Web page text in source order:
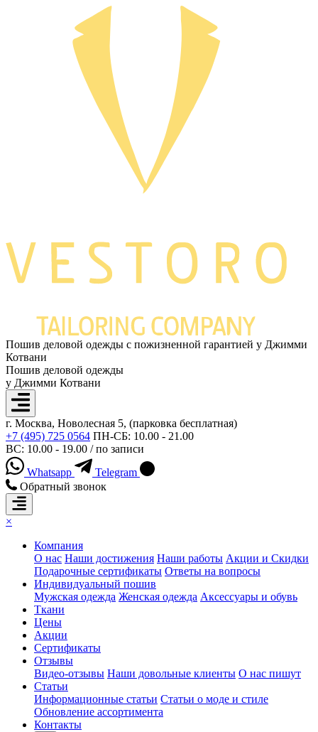
Пошив деловой одежды с пожизненной гарантией у Джимми
Котвани
Пошив деловой одежды
у Джимми Котвани
г. Москва, Новолесная 5, (парковка бесплатная)
+7 (495) 725 0564 ПН-СБ: 10.00 - 21.00
ВС: 10.00 - 19.00 / по записи
Whatsapp
Telegram
Обратный звонок
×
Компания
О нас Наши достижения Наши работы Акции и Скидки
Подарочные сертификаты Ответы на вопросы
Индивидуальный пошив
Мужская одежда Женская одежда Аксессуары и обувь
Ткани
Цены
Акции
Сертификаты
Отзывы
Видео-отзывы Наши довольные клиенты О нас пишут
Статьи
Информационные статьи Статьи о моде и стиле
Обновление ассортимента
Контакты